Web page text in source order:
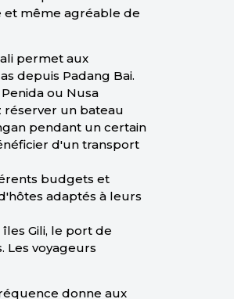
et même agréable de
permet aux
depuis Padang Bai.
ou Nusa
réserver un bateau
pendant un certain
d'un transport
budgets et
adaptés à leurs
Gili, le port de
Les voyageurs
donne aux